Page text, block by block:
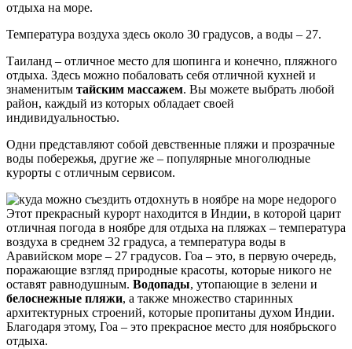
отдыха на море.
Температура воздуха здесь около 30 градусов, а воды – 27.
Таиланд – отличное место для шопинга и конечно, пляжного
отдыха. Здесь можно побаловать себя отличной кухней и
знаменитым тайским массажем. Вы можете выбрать любой
район, каждый из которых обладает своей
индивидуальностью.
Одни представляют собой девственные пляжи и прозрачные
воды побережья, другие же – популярные многолюдные
курорты с отличным сервисом.
Этот прекрасный курорт находится в Индии, в которой царит
отличная погода в ноябре для отдыха на пляжах – температура
воздуха в среднем 32 градуса, а температура воды в
Аравийском море – 27 градусов. Гоа – это, в первую очередь,
поражающие взгляд природные красоты, которые никого не
оставят равнодушным. Водопады, утопающие в зелени и
белоснежные пляжи, а также множество старинных
архитектурных строений, которые пропитаны духом Индии.
Благодаря этому, Гоа – это прекрасное место для ноябрьского
отдыха.